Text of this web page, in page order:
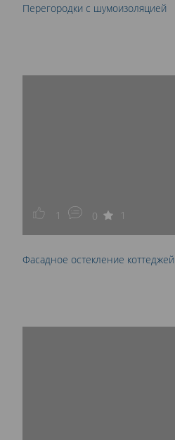
Перегородки с шумоизоляцией
1 0 1
Фасадное остекление коттеджей